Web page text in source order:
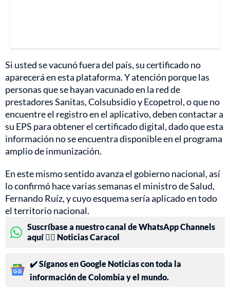
Si usted se vacunó fuera del país, su certificado no
aparecerá en esta plataforma. Y atención porque las
personas que se hayan vacunado en la red de
prestadores Sanitas, Colsubsidio y Ecopetrol, o que no
encuentre el registro en el aplicativo, deben contactar a
su EPS para obtener el certificado digital, dado que esta
información no se encuentra disponible en el programa
amplio de inmunización.
En este mismo sentido avanza el gobierno nacional, así
lo confirmó hace varias semanas el ministro de Salud,
Fernando Ruíz, y cuyo esquema sería aplicado en todo
el territorio nacional.
Suscríbase a nuestro canal de WhatsApp Channels
aquí 👉🏻 Noticias Caracol
✔️ Síganos en Google Noticias con toda la
información de Colombia y el mundo.